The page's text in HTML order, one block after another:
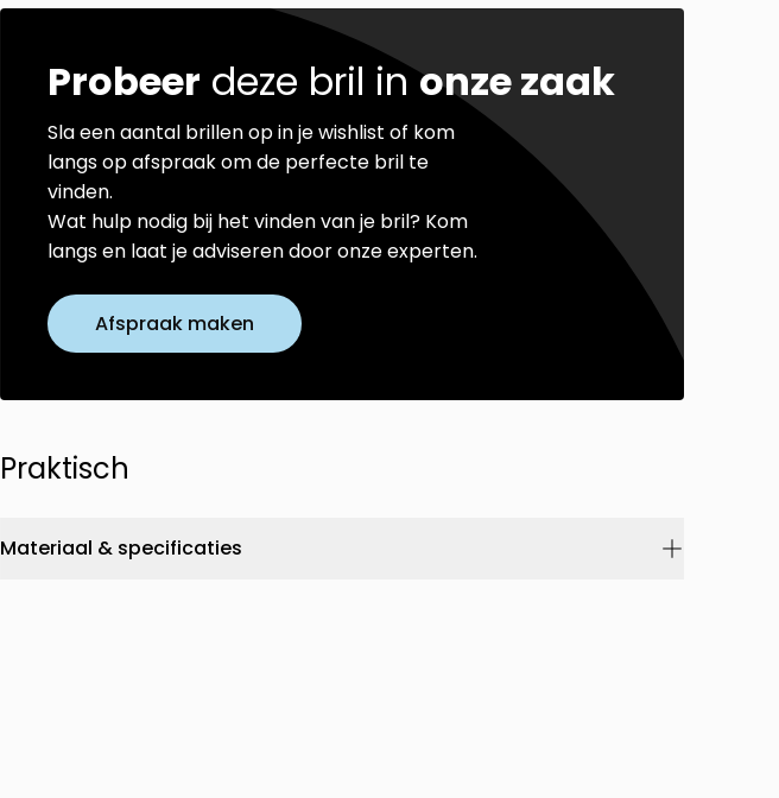
Probeer deze bril inonze zaak
Sla een aantal brillen op in je wishlist of kom
langs op afspraak om de perfecte bril te
vinden.
Wat hulp nodig bij het vinden van je bril? Kom
langs en laat je adviseren door onze experten.
Afspraak maken
Praktisch
Materiaal & specificaties